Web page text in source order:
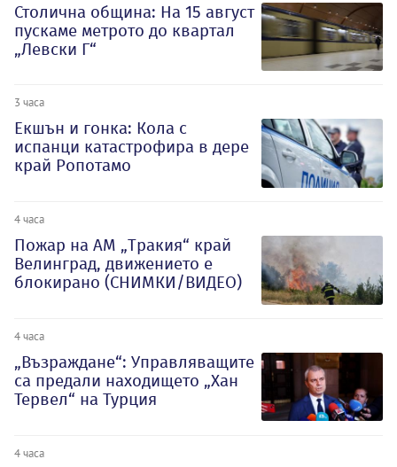
Столична община: На 15 август
пускаме метрото до квартал
„Левски Г“
3 часа
Екшън и гонка: Кола с
испанци катастрофира в дере
край Ропотамо
4 часа
Пожар на АМ „Тракия“ край
Велинград, движението е
блокирано (СНИМКИ/ВИДЕО)
4 часа
„Възраждане“: Управляващите
са предали находището „Хан
Тервел“ на Турция
4 часа